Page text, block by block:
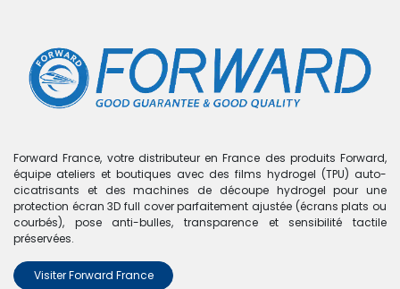
Boutique 0 articles trouvés.
Nous n'avons trouvé aucun
produit !
Aucun produit défini dans la catégorieA9 Pro - A910.
Forward France, votre distributeur en France des produits Forward,
équipe ateliers et boutiques avec des films hydrogel (TPU) auto-
cicatrisants et des machines de découpe hydrogel pour une
protection écran 3D full cover parfaitement ajustée (écrans plats ou
courbés), pose anti-bulles, transparence et sensibilité tactile
préservées.
Visiter Forward France